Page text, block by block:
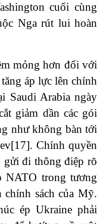
cuối cùng
Nga rút lui hoàn
mỏng hơn đối với
áp lực lên chính
Saudi Arabia ngày
giảm dần các gói
như không bàn tới
Chính quyền
gửi đi thông điệp rõ
NATO trong tương
sách của Mỹ.
ép Ukraine phải